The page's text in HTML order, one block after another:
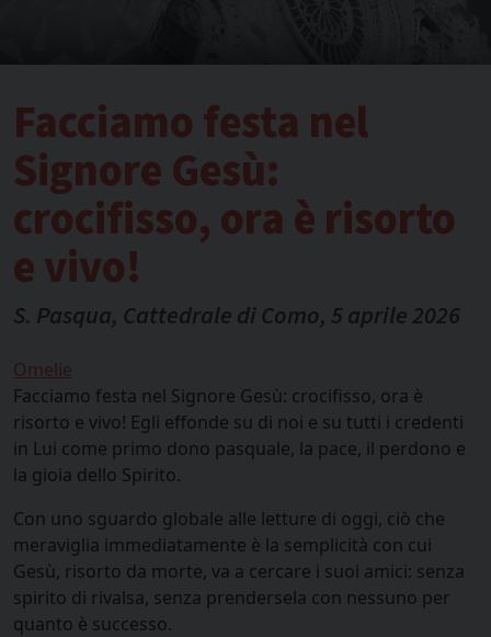
Facciamo festa nel
Signore Gesù:
crocifisso, ora è risorto
e vivo!
S. Pasqua, Cattedrale di Como, 5 aprile 2026
Omelie
Facciamo festa nel Signore Gesù: crocifisso, ora è
risorto e vivo! Egli effonde su di noi e su tutti i credenti
in Lui come primo dono pasquale, la pace, il perdono e
la gioia dello Spirito.
Con uno sguardo globale alle letture di oggi, ciò che
meraviglia immediatamente è la semplicità con cui
Gesù, risorto da morte, va a cercare i suoi amici: senza
spirito di rivalsa, senza prendersela con nessuno per
quanto è successo.